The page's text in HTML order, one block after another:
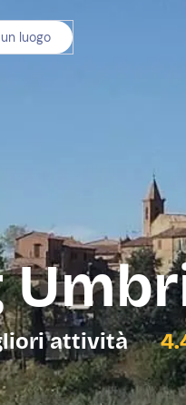
luogo
Un
attività